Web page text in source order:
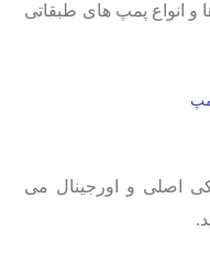
انواع پمپ های طبقاتی
اصلی و اورجینال می